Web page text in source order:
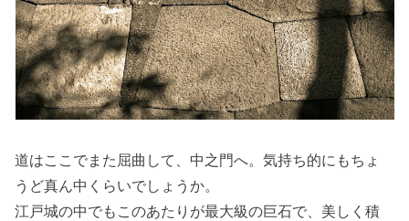
道はここでまた屈曲して、中之門へ。気持ち的にもちょ
うど真ん中くらいでしょうか。
江戸城の中でもこのあたりが最大級の巨石で、美しく積